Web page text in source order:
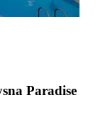
Paradise